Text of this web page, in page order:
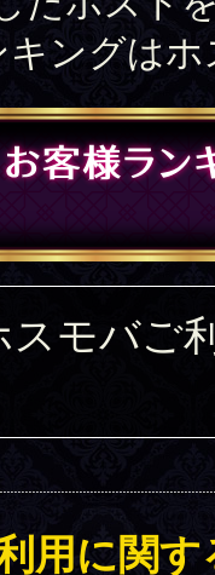
ングはホ
スモバご
用に関